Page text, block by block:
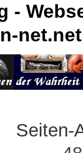
-
net.net
Seiten-